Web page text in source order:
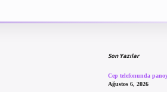
Son Yazılar
Cep telefonunda
Ağustos 6, 2026